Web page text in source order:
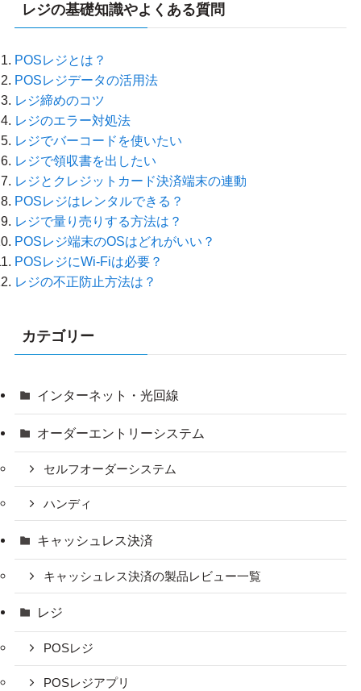
レジの基礎知識やよくある質問
POSレジとは？
POSレジデータの活用法
レジ締めのコツ
レジのエラー対処法
レジでバーコードを使いたい
レジで領収書を出したい
レジとクレジットカード決済端末の連動
POSレジはレンタルできる？
レジで量り売りする方法は？
POSレジ端末のOSはどれがいい？
POSレジにWi-Fiは必要？
レジの不正防止方法は？
カテゴリー
インターネット・光回線
オーダーエントリーシステム
セルフオーダーシステム
ハンディ
キャッシュレス決済
キャッシュレス決済の製品レビュー一覧
レジ
POSレジ
POSレジアプリ